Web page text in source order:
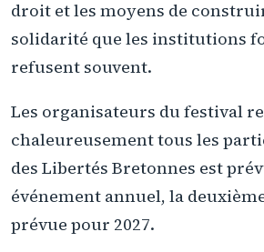
droit et les moyens de
solidarité que les institutions
refusent souvent.
Les organisateurs du festival
chaleureusement tous les
des Libertés Bretonnes est
événement annuel, la
prévue pour 2027.